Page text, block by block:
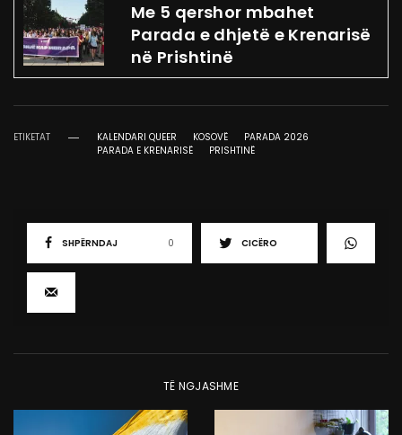
Me 5 qershor mbahet
Parada e dhjetë e Krenarisë
në Prishtinë
ETIKETAT KALENDARI QUEER KOSOVË
PARADA 2026
PARADA E KRENARISË
PRISHTINË
SHPËRNDAJ 0 CICËRO
TË NGJASHME